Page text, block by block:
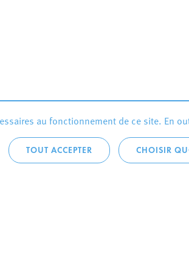
au fonctionnement de ce site. En
TOUT ACCEPTER CHOISIR